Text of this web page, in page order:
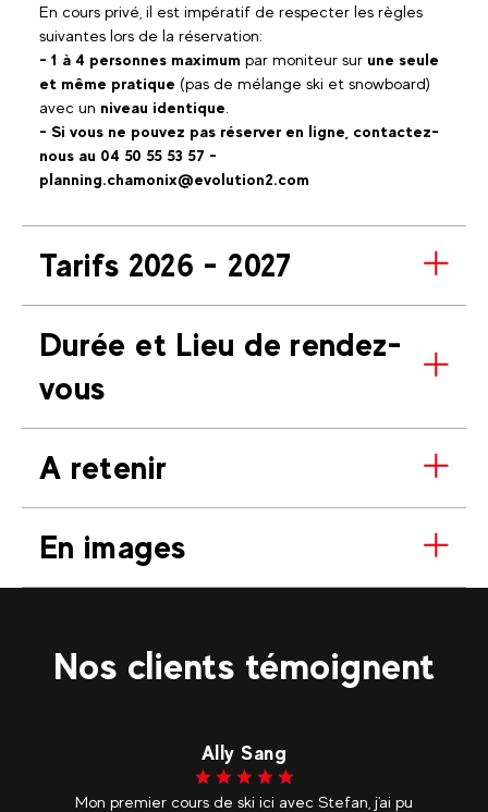
En cours privé, il est impératif de respecter les règles
suivantes lors de la réservation:
- 1 à 4 personnes maximum par moniteur sur une seule
et même pratique (pas de mélange ski et snowboard)
avec un niveau identique
- Si vous ne pouvez pas réserver en ligne, contactez-
nous au 04 50 55 53 57 -
planning.chamonix@evolution2.com
Tarifs 2026 - 2027
Durée et Lieu de rendez-
vous
A retenir
En images
Nos clients témoignent
Ally Sang
Mon premier cours de ski ici avec Stefan, j'ai pu